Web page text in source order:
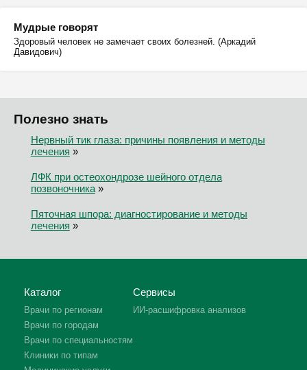
Мудрые говорят
Здоровый человек не замечает своих болезней. (Аркадий
Давидович)
Полезно знать
Нервный тик глаза: причины появления и методы
лечения »
ЛФК при остеохондрозе шейного отдела
позвоночника»
Пяточная шпора: диагностирование и методы
лечения »
Каталог
Врачи по регионам
Врачи по городам
Врачи по специальностям
Клиники по типам
Сервисы
ИИ-расшифровка анализов